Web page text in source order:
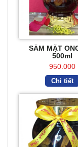
SÂM MẬT
500ml
950.000
Chi tiết